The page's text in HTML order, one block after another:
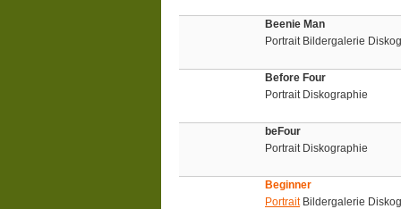
Beenie Man
Portrait Bildergalerie
Before Four
Portrait Diskographie
beFour
Portrait Diskographie
Beginner
PortraitBildergalerie